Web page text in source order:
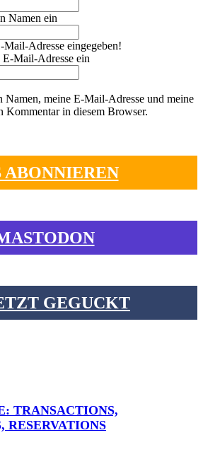
Namen ein
Mail-Adresse eingegeben!
Mail-Adresse ein
Namen, meine E-Mail-Adresse und meine
Kommentar in diesem Browser.
ABONNIEREN
GEGUCKT
TRANSACTIONS,
RESERVATIONS